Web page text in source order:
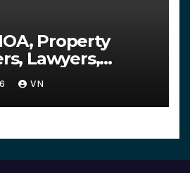
Property
Lawyers,
VN